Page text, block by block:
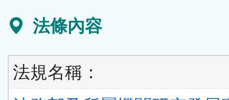
法條內容
法規名稱：